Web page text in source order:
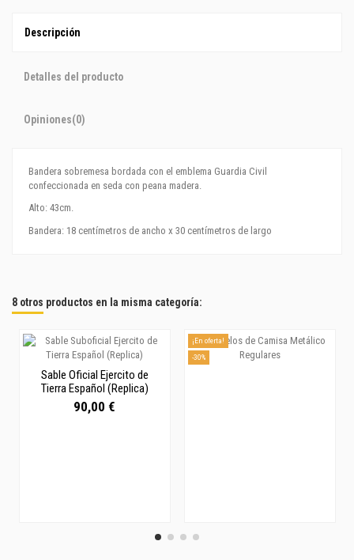
Descripción
Detalles del producto
Opiniones(0)
Bandera sobremesa bordada con el emblema Guardia Civil
confeccionada en seda con peana madera.
Alto: 43cm.
Bandera: 18 centímetros de ancho x 30 centímetros de largo
8 otros productos en la misma categoría:
Sable Oficial Ejercito de
Tierra Español (Replica)
90,00 €
¡En oferta!
-30%